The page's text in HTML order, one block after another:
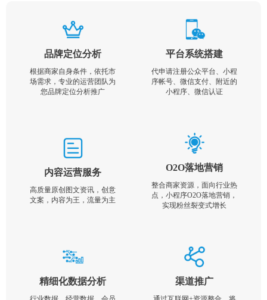
品牌定位分析
根据商家自身条件，依托市
场需求，专业的运营团队为
您品牌定位分析推广
平台系统搭建
代申请注册公众平台、小程
序帐号、微信支付、附近的
小程序、微信认证
内容运营服务
高质量原创图文资讯，创意
文案，内容为王，流量为主
O2O落地营销
整合商家资源，面向行业热
点，小程序O2O落地营销，
实现粉丝裂变式增长
精细化数据分析 渠道推广